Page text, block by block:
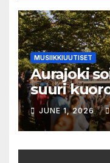
MUSIIKKIUUTISET
Aurajoki
suuri
JUNE 1, 2026